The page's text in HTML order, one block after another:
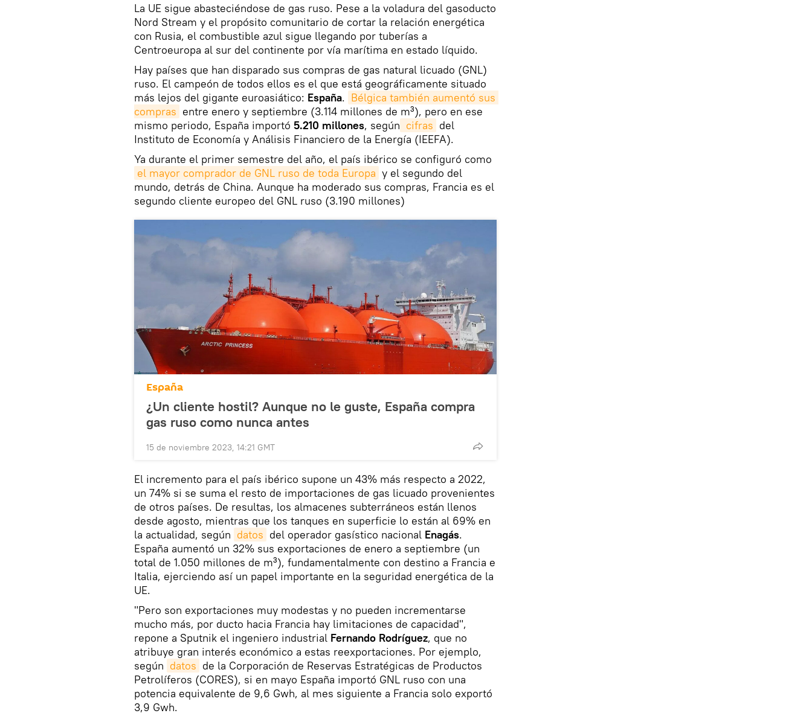
La UE sigue abasteciéndose de gas ruso. Pese a la voladura del gasoducto
Nord Stream y el propósito comunitario de cortar la relación energética
con Rusia, el combustible azul sigue llegando por tuberías a
Centroeuropa al sur del continente por vía marítima en estado líquido.
Hay países que han disparado sus compras de gas natural licuado (GNL)
ruso. El campeón de todos ellos es el que está geográficamente situado
más lejos del gigante euroasiático: España. Bélgica también aumentó sus
compras entre enero y septiembre (3.114 millones de m³), pero en ese
mismo periodo, España importó 5.210 millones, según cifras del
Instituto de Economía y Análisis Financiero de la Energía (IEEFA).
Ya durante el primer semestre del año, el país ibérico se configuró como
el mayor comprador de GNL ruso de toda Europa y el segundo del
mundo, detrás de China. Aunque ha moderado sus compras, Francia es el
segundo cliente europeo del GNL ruso (3.190 millones)
España
¿Un cliente hostil? Aunque no le guste, España compra
gas ruso como nunca antes
15 de noviembre 2023, 14:21 GMT
El incremento para el país ibérico supone un 43% más respecto a 2022,
un 74% si se suma el resto de importaciones de gas licuado provenientes
de otros países. De resultas, los almacenes subterráneos están llenos
desde agosto, mientras que los tanques en superficie lo están al 69% en
la actualidad, según datos del operador gasístico nacional Enagás.
España aumentó un 32% sus exportaciones de enero a septiembre (un
total de 1.050 millones de m³), fundamentalmente con destino a Francia e
Italia, ejerciendo así un papel importante en la seguridad energética de la
UE.
"Pero son exportaciones muy modestas y no pueden incrementarse
mucho más, por ducto hacia Francia hay limitaciones de capacidad",
repone a Sputnik el ingeniero industrial Fernando Rodríguez, que no
atribuye gran interés económico a estas reexportaciones. Por ejemplo,
según datos de la Corporación de Reservas Estratégicas de Productos
Petrolíferos (CORES), si en mayo España importó GNL ruso con una
potencia equivalente de 9,6 Gwh, al mes siguiente a Francia solo exportó
3,9 Gwh.